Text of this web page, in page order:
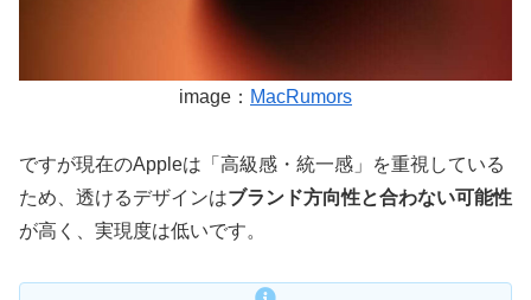
image： MacRumors
ですが現在のAppleは「高級感・統一感」を重視している
ため、透けるデザインはブランド方向性と合わない可能性
が高く、実現度は低いです。